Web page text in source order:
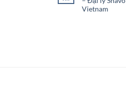
Vietnam